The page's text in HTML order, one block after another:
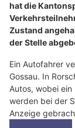
hat die
Zustand
der Stelle
Ein Autofahrer
Gossau. In
Autos, wobei
werden bei der
Anzeige